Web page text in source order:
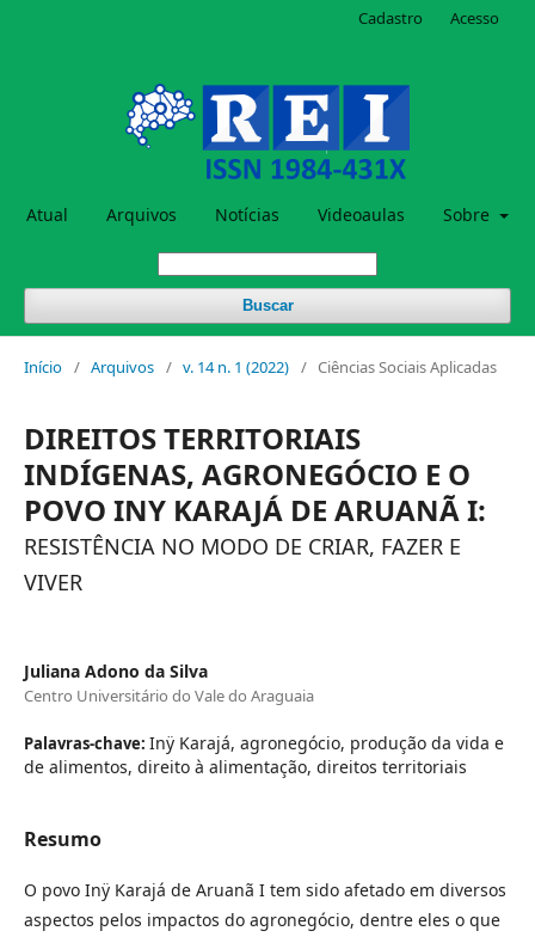
Atual Arquivos Notícias Videoaulas Sobre
Buscar
Cadastro Acesso
Início / Arquivos / v. 14 n. 1 (2022) / Ciências Sociais Aplicadas
DIREITOS TERRITORIAIS
INDÍGENAS, AGRONEGÓCIO E O
POVO INY KARAJÁ DE ARUANÃ I:
RESISTÊNCIA NO MODO DE CRIAR, FAZER E
VIVER
Juliana Adono da Silva
Centro Universitário do Vale do Araguaia
Palavras-chave: Inÿ Karajá, agronegócio, produção da vida e
de alimentos, direito à alimentação, direitos territoriais
Resumo
O povo Inÿ Karajá de Aruanã I tem sido afetado em diversos
aspectos pelos impactos do agronegócio, dentre eles o que